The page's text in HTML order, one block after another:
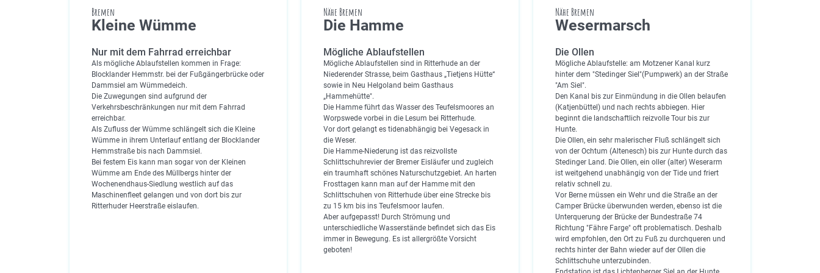
Bremen
Kleine Wümme
Nur mit dem Fahrrad erreichbar
Als mögliche Ablaufstellen kommen in Frage:
Blocklander Hemmstr. bei der Fußgängerbrücke oder
Dammsiel am Wümmedeich.
Die Zuwegungen sind aufgrund der
Verkehrsbeschränkungen nur mit dem Fahrrad
erreichbar.
Als Zufluss der Wümme schlängelt sich die Kleine
Wümme in ihrem Unterlauf entlang der Blocklander
Hemmstraße bis nach Dammsiel.
Bei festem Eis kann man sogar von der Kleinen
Wümme am Ende des Müllbergs hinter der
Wochenendhaus-Siedlung westlich auf das
Maschinenfleet gelangen und von dort bis zur
Ritterhuder Heerstraße eislaufen.
Nähe Bremen
Die Hamme
Mögliche Ablaufstellen
Mögliche Ablaufstellen sind in Ritterhude an der
Niederender Strasse, beim Gasthaus „Tietjens Hütte“
sowie in Neu Helgoland beim Gasthaus
„Hammehütte".
Die Hamme führt das Wasser des Teufelsmoores an
Worpswede vorbei in die Lesum bei Ritterhude.
Vor dort gelangt es tidenabhängig bei Vegesack in
die Weser.
Die Hamme-Niederung ist das reizvollste
Schlittschuhrevier der Bremer Eisläufer und zugleich
ein traumhaft schönes Naturschutzgebiet. An harten
Frosttagen kann man auf der Hamme mit den
Schlittschuhen von Ritterhude über eine Strecke bis
zu 15 km bis ins Teufelsmoor laufen.
Aber aufgepasst! Durch Strömung und
unterschiedliche Wasserstände befindet sich das Eis
immer in Bewegung. Es ist allergrößte Vorsicht
geboten!
Nähe Bremen
Wesermarsch
Die Ollen
Mögliche Ablaufstelle: am Motzener Kanal kurz
hinter dem "Stedinger Siel"(Pumpwerk) an der Straße
"Am Siel".
Den Kanal bis zur Einmündung in die Ollen belaufen
(Katjenbüttel) und nach rechts abbiegen. Hier
beginnt die landschaftlich reizvolle Tour bis zur
Hunte.
Die Ollen, ein sehr malerischer Fluß schlängelt sich
von der Ochtum (Altenesch) bis zur Hunte durch das
Stedinger Land. Die Ollen, ein oller (alter) Weserarm
ist weitgehend unabhängig von der Tide und friert
relativ schnell zu.
Vor Berne müssen ein Wehr und die Straße an der
Camper Brücke überwunden werden, ebenso ist die
Unterquerung der Brücke der Bundestraße 74
Richtung "Fähre Farge" oft problematisch. Deshalb
wird empfohlen, den Ort zu Fuß zu durchqueren und
rechts hinter der Bahn wieder auf der Ollen die
Schlittschuhe unterzubinden.